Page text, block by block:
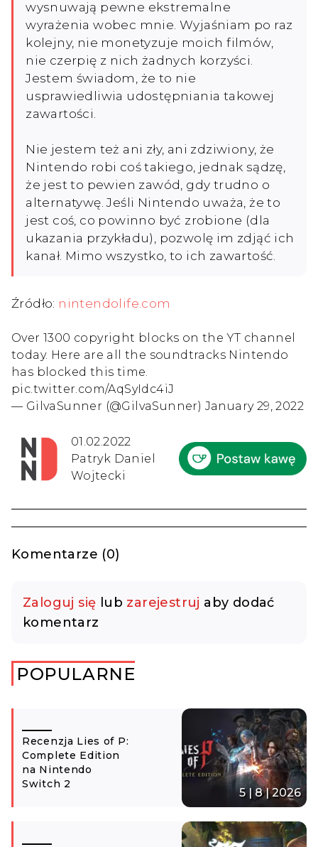
wysnuwają pewne ekstremalne
wyrażenia wobec mnie. Wyjaśniam po raz
kolejny, nie monetyzuje moich filmów,
nie czerpię z nich żadnych korzyści.
Jestem świadom, że to nie
usprawiedliwia udostępniania takowej
zawartości.
Nie jestem też ani zły, ani zdziwiony, że
Nintendo robi coś takiego, jednak sądzę,
że jest to pewien zawód, gdy trudno o
alternatywę. Jeśli Nintendo uważa, że to
jest coś, co powinno być zrobione (dla
ukazania przykładu), pozwolę im zdjąć ich
kanał. Mimo wszystko, to ich zawartość.
Źródło: nintendolife.com
Over 1300 copyright blocks on the YT channel
today. Here are all the soundtracks Nintendo
has blocked this time.
pic.twitter.com/AqSyIdc4iJ
— GilvaSunner (@GilvaSunner) January 29, 2022
01.02.2022
Patryk Daniel
Wojtecki
Komentarze (0)
Zaloguj się lub zarejestruj aby dodać
komentarz
POPULARNE
Recenzja Lies of P:
Complete Edition
na Nintendo
Switch 2
5 | 8 | 2026